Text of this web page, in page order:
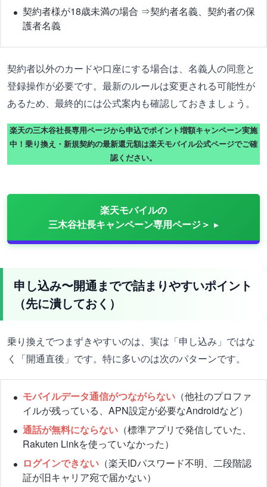
契約者様が18歳未満の場合 ⇒契約者名義、契約者の保
護者名義
契約者以外のカードや口座にする場合は、名義人の同意と
登録操作が必要です。最新のルールは変更される可能性が
あるため、最終的には公式案内も確認しておきましょう。
楽天の三木谷社長専用ページから申込でポイント増額キャンペーン実施
中！乗り換え・新規契約の最新還元額は楽天モバイル公式ページでご確
認ください。
楽天モバイルの
三木谷社長キャンペーン専用ページ＞
申し込み〜開通までで詰まりやすいポイント
（先に潰しておく）
乗り換えでつまずきやすいのは、実は「申し込み」ではな
く「開通直後」です。特に多いのは次のパターンです。
モバイルデータ通信がつながらない （他社のプロファ
イルが残っている、APN設定が必要なAndroidなど）
通話が無料にならない （標準アプリで発信していた、
Rakuten Linkを使っていなかった）
ログインできない （楽天IDパスワード不明、二段階認
証が旧キャリア宛で届かない）